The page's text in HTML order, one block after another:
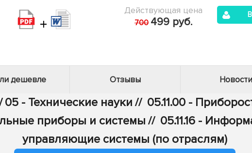
+
Действующая цена
700 499 руб.
дешевле Отзывы Новости
05 - Технические науки // 05.11.00 -
приборы и системы // 05.11.16 -
управляющие системы (по отраслям)